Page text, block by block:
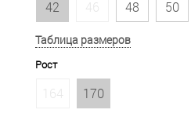
42 46 48 50
Таблица размеров
Рост
164 170